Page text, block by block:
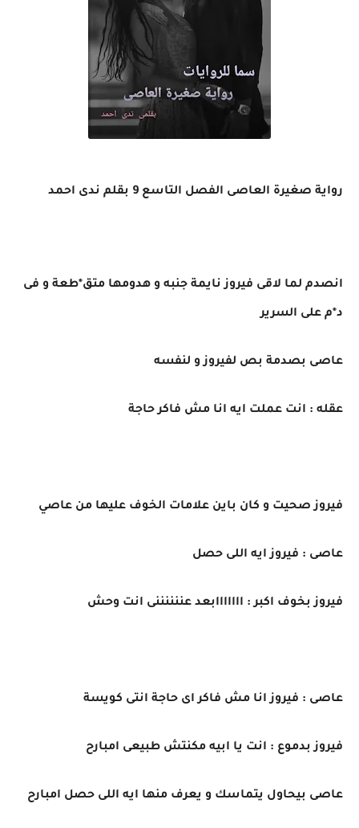
رواية صغيرة العاصى الفصل التاسع 9 بقلم ندى احمد
انصدم لما لاقى فيروز نايمة جنبه و هدومها متق*طعة و فى
د*م على السرير
عاصى بصدمة بص لفيروز و لنفسه
عقله : انت عملت ايه انا مش فاكر حاجة
فيروز صحيت و كان باين علامات الخوف عليها من عاصي
عاصى : فيروز ايه اللى حصل
فيروز بخوف اكبر : ااااااابعد عننننننى انت وحش
عاصى : فيروز انا مش فاكر اى حاجة انتى كويسة
فيروز بدموع : انت يا ابيه مكنتش طبيعى امبارح
عاصى بيحاول يتماسك و يعرف منها ايه اللى حصل امبارح